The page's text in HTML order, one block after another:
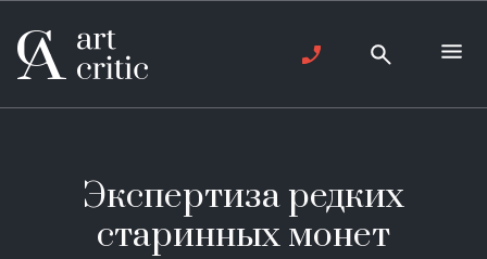
Экспертиза редких
старинных монет